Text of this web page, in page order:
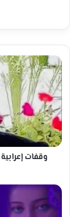
وقفات
إعرابية
في
لغتنا
العربية-
لماذا
نخطئ
في
إعراب
الجملوقفات
طبعة
باللّغة
الأورديّة